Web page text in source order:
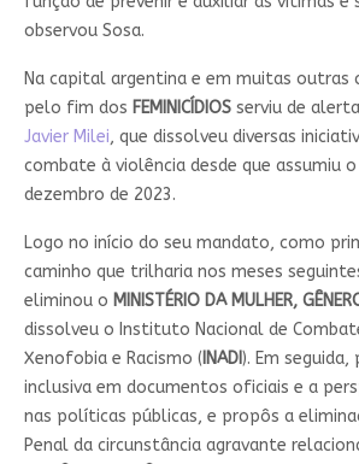
observou Sosa.
Na capital argentina e em muitas outras
pelo fim dos FEMINICÍDIOSserviu de
Javier Milei, que dissolveu diversas
combate à violência desde que assumiu
dezembro de 2023.
Logo no início do seu mandato, como
caminho que trilharia nos meses
eliminou o MINISTÉRIO DA MULHER,
dissolveu o Instituto Nacional de
Xenofobia e Racismo ( INADI). Em
inclusiva em documentos oficiais e a
nas políticas públicas, e propôs a
Penal da circunstância agravante